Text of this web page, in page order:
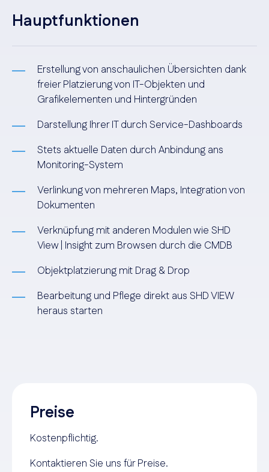
Hauptfunktionen
Erstellung von anschaulichen Übersichten dank
freier Platzierung von IT-Objekten und
Grafikelementen und Hintergründen
Darstellung Ihrer IT durch Service-Dashboards
Stets aktuelle Daten durch Anbindung ans
Monitoring-System
Verlinkung von mehreren Maps, Integration von
Dokumenten
Verknüpfung mit anderen Modulen wie SHD
View | Insight zum Browsen durch die CMDB
Objektplatzierung mit Drag & Drop
Bearbeitung und Pflege direkt aus SHD VIEW
heraus starten
Preise
Kostenpflichtig.
Kontaktieren Sie uns für Preise.